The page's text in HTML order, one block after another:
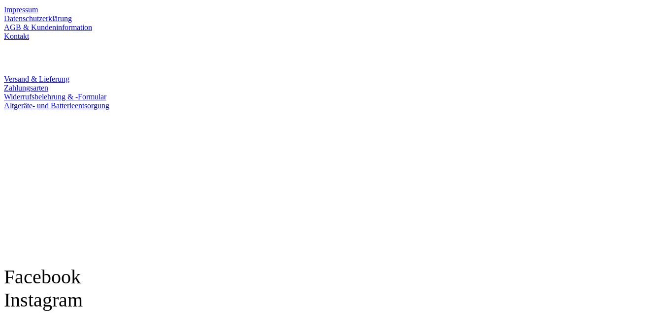
Impressum
Datenschutzerklärung
AGB & Kundeninformation
Kontakt
Versand & Lieferung
Zahlungsarten
Widerrufsbelehrung & -Formular
Altgeräte- und Batterieentsorgung
Facebook
Instagram